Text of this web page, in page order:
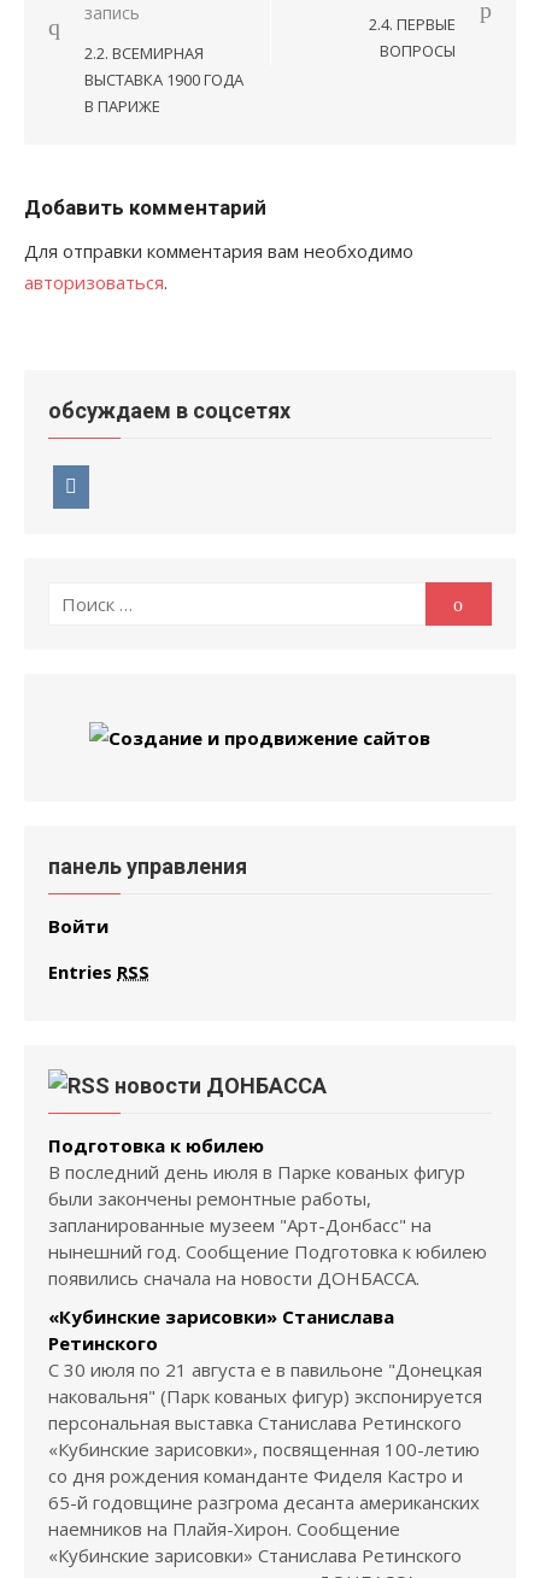
по
записям
запись
2.2. ВСЕМИРНАЯ
ВЫСТАВКА 1900 ГОДА
В ПАРИЖЕ
2.4. ПЕРВЫЕ
ВОПРОСЫ
Добавить комментарий
Для отправки комментария вам необходимо
авторизоваться.
обсуждаем в соцсетях
Поиск
Поиск
панель управления
Войти
Entries RSS
новости ДОНБАССА
Подготовка к юбилею
В последний день июля в Парке кованых фигур
были закончены ремонтные работы,
запланированные музеем "Арт-Донбасс" на
нынешний год. Сообщение Подготовка к юбилею
появились сначала на новости ДОНБАССА.
«Кубинские зарисовки» Станислава
Ретинского
С 30 июля по 21 августа е в павильоне "Донецкая
наковальня" (Парк кованых фигур) экспонируется
персональная выставка Станислава Ретинского
«Кубинские зарисовки», посвященная 100-летию
со дня рождения команданте Фиделя Кастро и
65-й годовщине разгрома десанта американских
наемников на Плайя-Хирон. Сообщение
«Кубинские зарисовки» Станислава Ретинского